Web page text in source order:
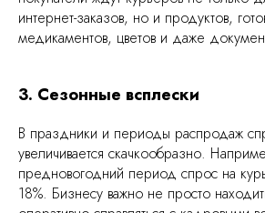
интернет-заказов, но и продуктов,
медикаментов, цветов и даже
3. Сезонные всплески
В праздники и периоды распродаж
увеличивается скачкообразно.
предновогодний период спрос на
18%. Бизнесу важно не просто